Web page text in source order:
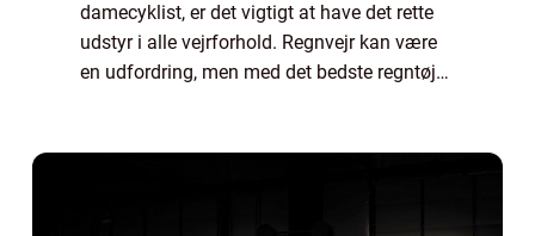
damecyklist, er det vigtigt at have det rette
udstyr i alle vejrforhold. Regnvejr kan være
en udfordring, men med det bedste regntøj